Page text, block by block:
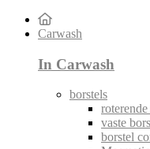
Carwash
In Carwash
borstels
vaste
borstel